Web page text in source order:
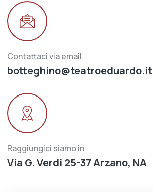
Contattaci via email
botteghino@teatroeduardo.it
Raggiungici siamo in
Via G. Verdi 25-37 Arzano, NA